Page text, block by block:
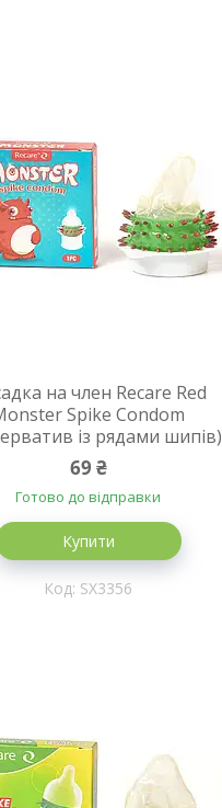
на член Recare Red
Spike Condom
із рядами шипів)
69 ₴
Готово до відправки
Купити
SX3356